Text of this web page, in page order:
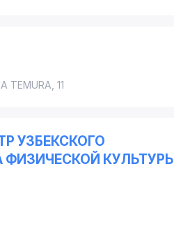
TEMURA , 11
УЗБЕКСКОГО
ФИЗИЧЕСКОЙ КУЛЬТУРЫ